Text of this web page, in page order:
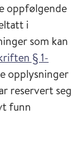
oppfølgende
i
som kan
§ 1-
opplysninger
reservert seg
funn